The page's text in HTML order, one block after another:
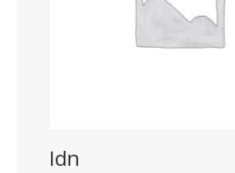
Idn